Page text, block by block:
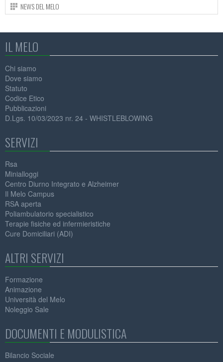
NEWS DEL MELO
IL MELO
Chi siamo
Dove siamo
Statuto
Codice Etico
Pubblicazioni
D.Lgs. 10/03/2023 nr. 24 - WHISTLEBLOWING
SERVIZI
Rsa
Minialloggi
Centro Diurno Integrato e Alzheimer
Il Melo Campus
RSA aperta
Poliambulatorio specialistico
Terapie fisiche ed infermieristiche
Cure Domiciliari (ADI)
ALTRI SERVIZI
Formazione
Animazione
Università del Melo
Noleggio Sale
DOCUMENTI E MODULISTICA
Bilancio Sociale